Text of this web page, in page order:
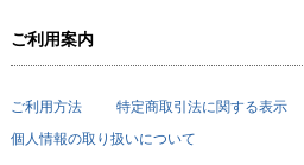
ご利用案内
ご利用方法
特定商取引法に関する表示
個人情報の取り扱いについて